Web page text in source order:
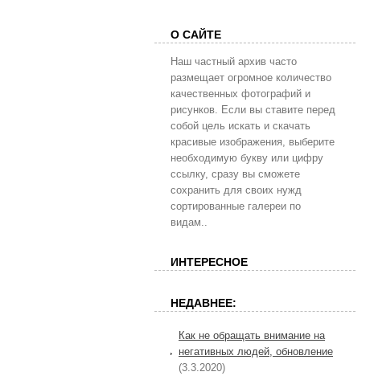
О САЙТЕ
Наш частный архив часто
размещает огромное количество
качественных фотографий и
рисунков. Если вы ставите перед
собой цель искать и скачать
красивые изображения, выберите
необходимую букву или цифру
ссылку, сразу вы сможете
сохранить для своих нужд
сортированные галереи по
видам..
ИНТЕРЕСНОЕ
НЕДАВНЕЕ:
Как не обращать внимание на
негативных людей, обновление
(3.3.2020)